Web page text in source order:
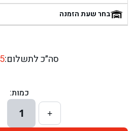
בן גל - שכונת אזור תעשייה זעירה,
בן גל - דרך השבעה 20, אזור - אזור
בן גל - הרצל 6, גדרה - גדרה
בן גל - שדרות דוד בן גוריון 8, באר שבע - באר שבע
בחר שעת הזמנה
סה״כ לתשלום:
כמות:
+
1